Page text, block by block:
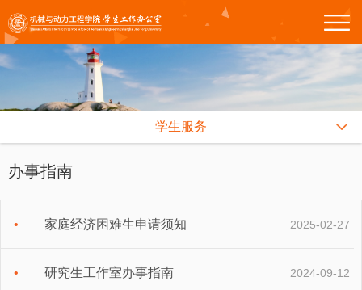
学生服务
办事指南
家庭经济困难生申请须知 2025-02-27
研究生工作室办事指南 2024-09-12